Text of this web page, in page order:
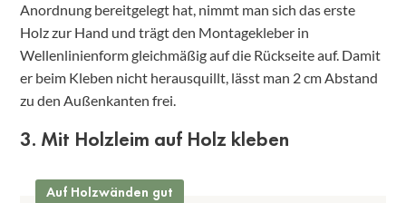
Anordnung bereitgelegt hat, nimmt man sich das erste
Holz zur Hand und trägt den Montagekleber in
Wellenlinienform gleichmäßig auf die Rückseite auf. Damit
er beim Kleben nicht herausquillt, lässt man 2 cm Abstand
zu den Außenkanten frei.
3. Mit Holzleim auf Holz kleben
Auf Holzwänden gut